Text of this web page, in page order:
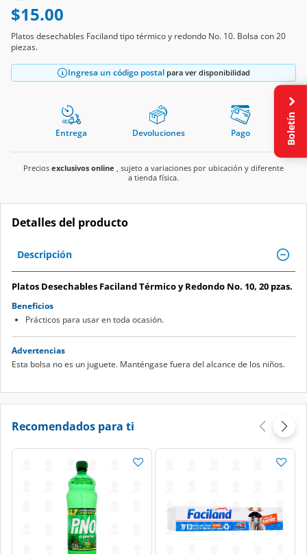
$15.00
Platos desechables Faciland tipo térmico y redondo No. 10. Bolsa con 20
piezas.
Ingresa un código postal para ver disponibilidad
Entrega Devoluciones Pago
Precios exclusivos online , sujeto a variaciones por ubicación y diferente
a tienda física.
Detalles del producto
Descripción
Platos Desechables Faciland Térmico y Redondo No. 10, 20 pzas.
Beneficios
Prácticos para usar en toda ocasión.
Advertencias
Esta bolsa no es un juguete. Manténgase fuera del alcance de los niños.
Recomendados para ti
Boletín